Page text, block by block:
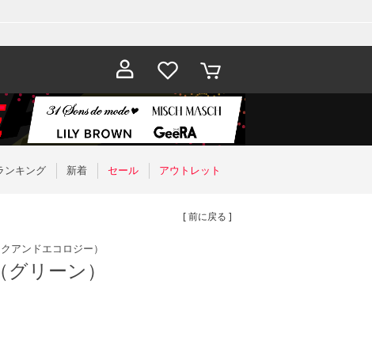
お気に入
り
カート
ンキング 新着 セール アウトレット
[ 前に戻る ]
アンドエコロジー）
リーン）